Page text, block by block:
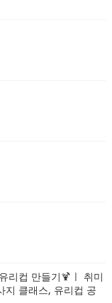
리컵 만들기🍹ㅣ 취미
지 클래스, 유리컵 공